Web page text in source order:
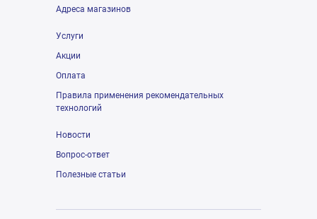
Адреса магазинов
Услуги
Акции
Оплата
Правила применения рекомендательных
технологий
Новости
Вопрос-ответ
Полезные статьи